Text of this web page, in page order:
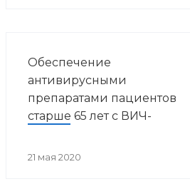
Обеспечение
антивирусными
препаратами пациентов
старше 65 лет с ВИЧ-
Уфа и Уфимском районе, на
21 мая 2020